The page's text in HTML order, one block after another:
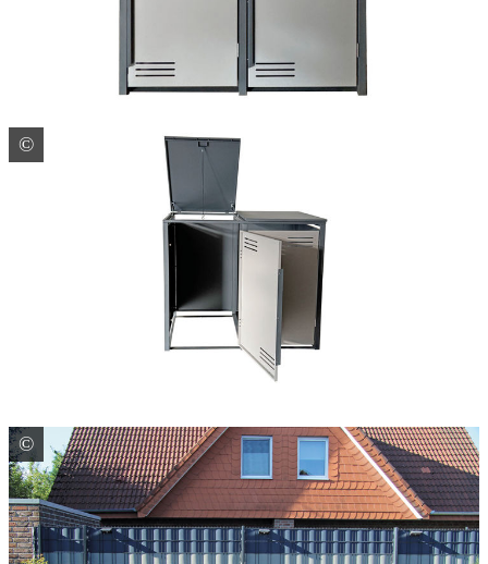
© Großewinkelmann GmbH & Co. KG
© Großewinkelmann GmbH & Co. KG